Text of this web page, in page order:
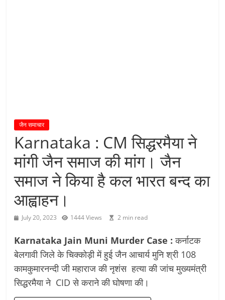
जैन समाचार
Karnataka : CM सिद्धरमैया ने
मांगी जैन समाज की मांग। जैन
समाज ने किया है कल भारत बन्द का
आह्वाहन।
July 20, 2023 1444 Views 2 min read
Karnataka Jain Muni Murder Case : कर्नाटक
बेलगावी जिले के चिक्कोड़ी में हुई जैन आचार्य मुनि श्री 108
कामकुमारनन्दी जी महाराज की नृशंस हत्या की जांच मुख्यमंत्री
सिद्धरमैया ने CID से कराने की घोषणा की।